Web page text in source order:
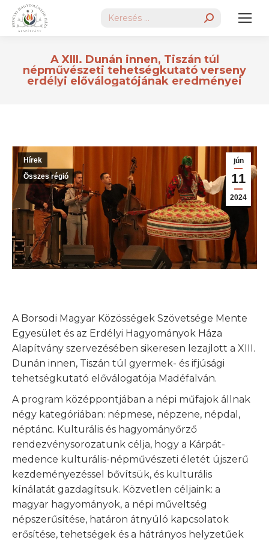
Search:
A XIII. Dunán innen, Tiszán túl
népművészeti tehetségkutató verseny
erdélyi előválogatójának eredményei
jún
11
2024
Hírek
Összes régió
A Borsodi Magyar Közösségek Szövetsége Mente
Egyesület és az Erdélyi Hagyományok Háza
Alapítvány szervezésében sikeresen lezajlott a XIII.
Dunán innen, Tiszán túl gyermek- és ifjúsági
tehetségkutató előválogatója Madéfalván.
A program középpontjában a népi műfajok állnak
négy kategóriában: népmese, népzene, népdal,
néptánc. Kulturális és hagyományőrző
rendezvénysorozatunk célja, hogy a Kárpát-
medence kulturális-népművészeti életét újszerű
kezdeményezéssel bővítsük, és kulturális
kínálatát gazdagítsuk. Közvetlen céljaink: a
magyar hagyományok, a népi műveltség
népszerűsítése, határon átnyúló kapcsolatok
erősítése, tehetségek és a hátrányos helyzetűek